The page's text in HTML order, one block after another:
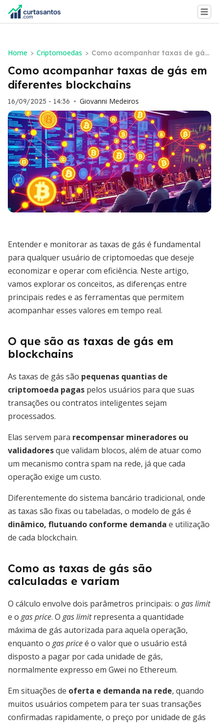
Home > Criptomoedas > Como acompanhar taxas de gás
em diferentes blockchains
Como acompanhar taxas de gás em
diferentes blockchains
16/09/2025 - 14:36 • Giovanni Medeiros
Entender e monitorar as taxas de gás é fundamental
para qualquer usuário de criptomoedas que deseje
economizar e operar com eficiência. Neste artigo,
vamos explorar os conceitos, as diferenças entre
principais redes e as ferramentas que permitem
acompanhar esses valores em tempo real.
O que são as taxas de gás em
blockchains
As taxas de gás são pequenas quantias de
criptomoeda pagas pelos usuários para que suas
transações ou contratos inteligentes sejam
processados.
Elas servem para recompensar mineradores ou
validadoresque validam blocos, além de atuar como
um mecanismo contra spam na rede, já que cada
operação exige um custo.
Diferentemente do sistema bancário tradicional, onde
as taxas são fixas ou tabeladas, o modelo de gás é
dinâmico, flutuando conforme demanda e utilização
de cada blockchain.
Como as taxas de gás são
calculadas e variam
O cálculo envolve dois parâmetros principais: o gas limit
e o gas price. O gas limitrepresenta a quantidade
máxima de gás autorizada para aquela operação,
enquanto o gas priceé o valor que o usuário está
disposto a pagar por cada unidade de gás,
normalmente expresso em Gwei no Ethereum.
Em situações de oferta e demanda na rede, quando
muitos usuários competem para ter suas transações
confirmadas rapidamente, o preço por unidade de gás